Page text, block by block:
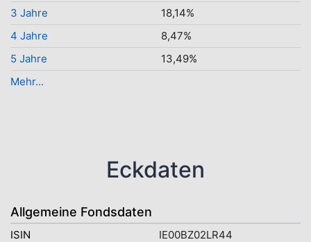
3 Jahre
18,14%
4 Jahre
8,47%
5 Jahre
13,49%
Mehr...
Eckdaten
Allgemeine Fondsdaten
ISIN
IE00BZ02LR44